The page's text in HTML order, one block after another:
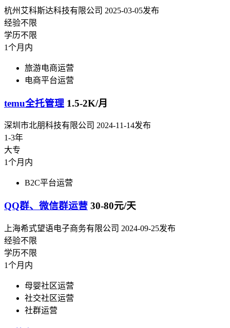
杭州艾科斯达科技有限公司 2025-03-05发布
经验不限
学历不限
1个月内
旅游电商运营
电商平台运营
temu全托管理 1.5-2K/月
深圳市北朋科技有限公司 2024-11-14发布
1-3年
大专
1个月内
B2C平台运营
QQ群、微信群运营 30-80元/天
上海希式望语电子商务有限公司 2024-09-25发布
经验不限
学历不限
1个月内
母婴社区运营
社交社区运营
社群运营